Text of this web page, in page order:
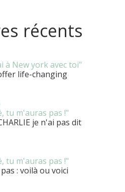
récents
à New york avec toi"
life-changing
tu m'auras pas !"
je n'ai pas dit
tu m'auras pas !"
: voilà ou voici